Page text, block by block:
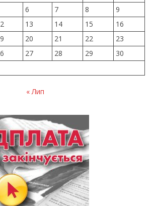
6 7 8
9
13 14 15
16
20 21 22
23
27 28 29
30
« Лип